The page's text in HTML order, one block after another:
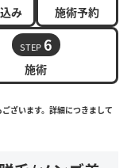
み 施術予約
STEP 6
施術
ざいます。詳細につきまして